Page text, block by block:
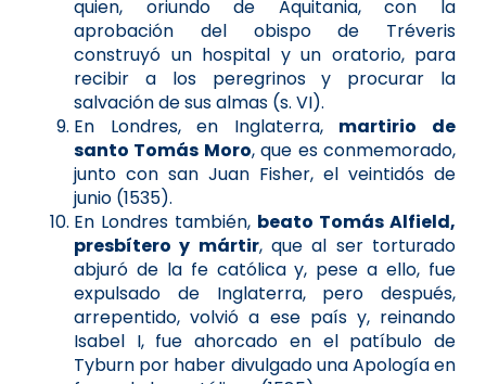
quien, oriundo de Aquitania, con la
aprobación del obispo de Tréveris
construyó un hospital y un oratorio, para
recibir a los peregrinos y procurar la
salvación de sus almas (s. VI).
En Londres, en Inglaterra, martirio de
santo Tomás Moro, que es conmemorado,
junto con san Juan Fisher, el veintidós de
junio (1535).
En Londres también, beato Tomás Alfield,
presbítero y mártir, que al ser torturado
abjuró de la fe católica y, pese a ello, fue
expulsado de Inglaterra, pero después,
arrepentido, volvió a ese país y, reinando
Isabel I, fue ahorcado en el patíbulo de
Tyburn por haber divulgado una Apología en